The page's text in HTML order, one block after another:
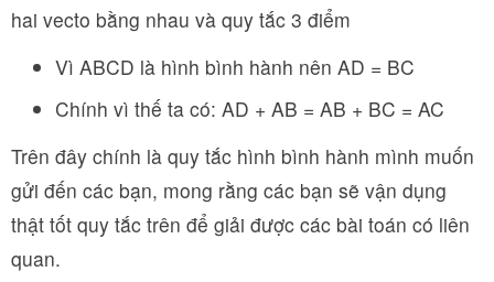
hai vecto bằng nhau và quy tắc 3 điểm
Vì ABCD là hình bình hành nên AD = BC
Chính vì thế ta có: AD + AB = AB + BC = AC
Trên đây chính là quy tắc hình bình hành mình muốn
gửi đến các bạn, mong rằng các bạn sẽ vận dụng
thật tốt quy tắc trên để giải được các bài toán có liên
quan.